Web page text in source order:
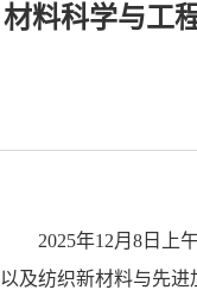
材料科学与工
2025年12月8日上
以及纺织新材料与先